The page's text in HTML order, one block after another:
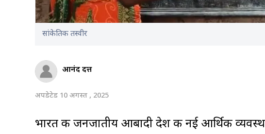
सांकेतिक तस्वीर
आनंद दत्त
अपडेटेड 10 अगस्त , 2025
भारत की जनजातीय आबादी देश की नई आर्थिक